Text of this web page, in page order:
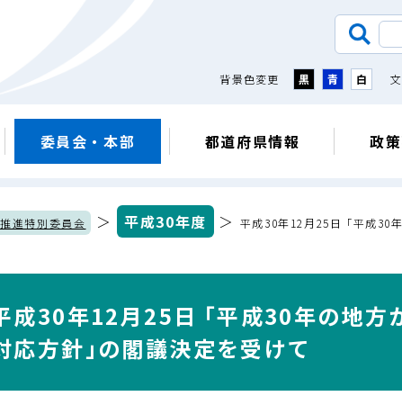
背景色変更 黒 青 白
委員会・本部 都道府県情報 政
進特別委員会 ＞ 平成30年度 ＞ 平成30年12月25日 ｢平成30
成30年12月25日 ｢平成30年の地方
応方針｣の閣議決定を受けて